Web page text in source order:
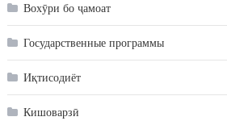
Вохӯри бо ҷамоат
Государственные программы
Иқтисодиёт
Кишоварзӣ